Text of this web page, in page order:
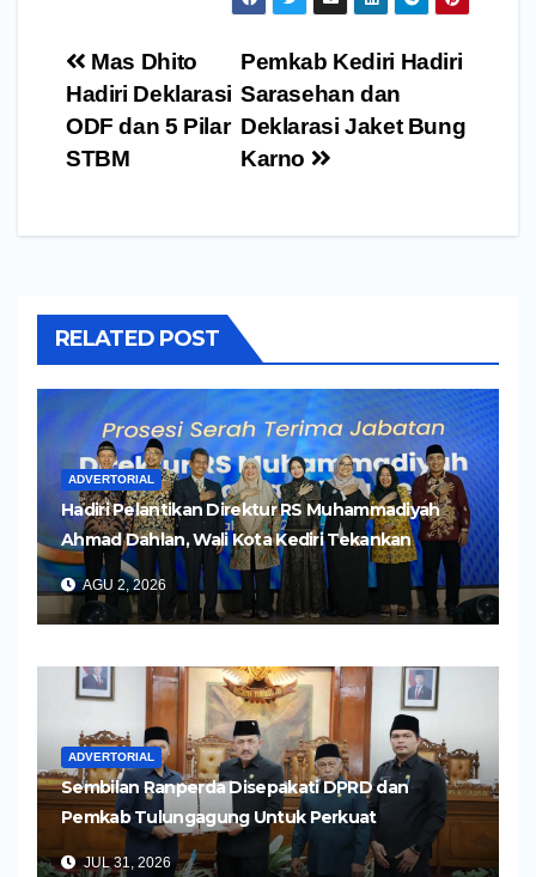
Navigasi
pos
Pemkab Kediri Hadiri
Sarasehan dan
Deklarasi Jaket Bung
Karno
Mas Dhito
Hadiri Deklarasi
ODF dan 5 Pilar
STBM
RELATED POST
ADVERTORIAL
Hadiri Pelantikan Direktur RS Muhammadiyah
Ahmad Dahlan, Wali Kota Kediri Tekankan
Pelayanan Kesehatan yang Humanis
AGU 2, 2026
ADVERTORIAL
Sembilan Ranperda Disepakati DPRD dan
Pemkab Tulungagung Untuk Perkuat
Pembangunan Daerah
JUL 31, 2026